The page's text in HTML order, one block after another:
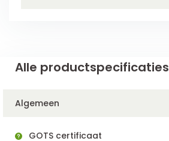
Alle productspecificaties
Algemeen
GOTS certificaat